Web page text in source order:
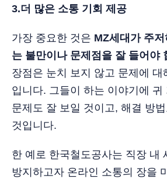
3.더 많은 소통 기회 제공
가장 중요한 것은 MZ세대가 주
는 불만이나 문제점을 잘 들어야
장점은 눈치 보지 않고 문제에 대
입니다. 그들이 하는 이야기에 귀
문제도 잘 보일 것이고, 해결 방
것입니다.
한 예로 한국철도공사는 직장 내
방지하고자 온라인 소통의 장을